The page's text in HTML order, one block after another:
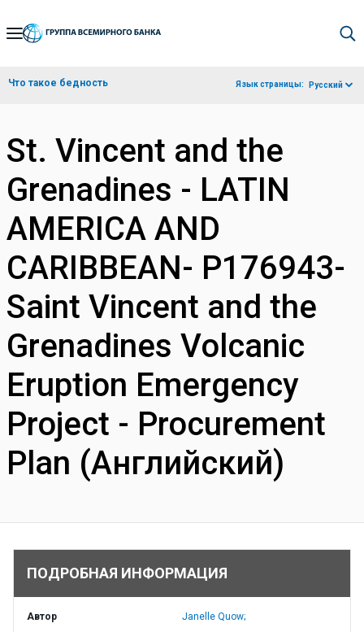
Skip
Navigation
Что такое бедность Язык страницы: Русский
St. Vincent and the
Grenadines - LATIN
AMERICA AND
CARIBBEAN- P176943-
Saint Vincent and the
Grenadines Volcanic
Eruption Emergency
Project - Procurement
Plan (Английский)
ПОДРОБНАЯ ИНФОРМАЦИЯ
Автор Janelle Quow;